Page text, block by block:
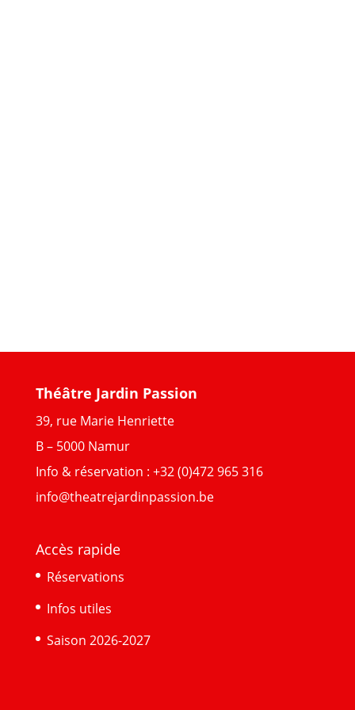
Théâtre Jardin Passion
39, rue Marie Henriette
B – 5000 Namur
Info & réservation : +32 (0)472 965 316
info@theatrejardinpassion.be
Accès rapide
Réservations
Infos utiles
Saison 2026-2027